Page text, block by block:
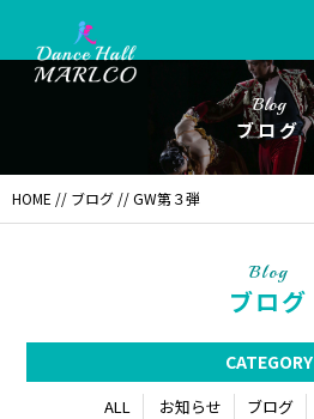
Blog
ブログ
HOME // ブログ // GW第３弾
Blog
ブログ
CATEGORY
ALL お知らせ ブログ